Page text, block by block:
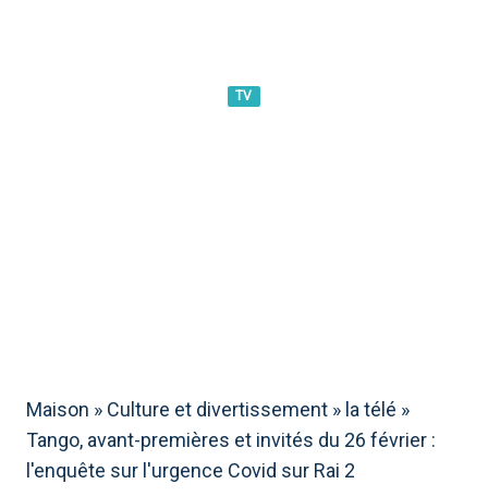
TV
Maison » Culture et divertissement » la télé »
Tango, avant-premières et invités du 26 février :
l'enquête sur l'urgence Covid sur Rai 2